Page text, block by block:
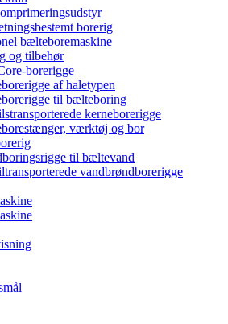
borerig
bælteboremaskine
og tilbehør
borerigge
af haletypen
til bælteboring
kerneborerigge
værktøj og bor
til bæltevand
vandbrøndborerigge